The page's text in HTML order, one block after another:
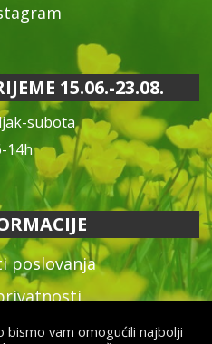
15.06.-23.08.
subota
14h
poslovanja
proizvoda
bismo vam omogućili najbolji